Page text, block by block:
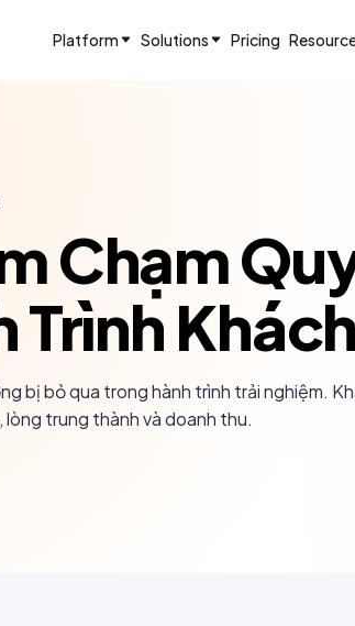
Platform Solutions Pricing
Chạm
Trình
bị bỏ qua trong hành trình trải nghiệm.
trung thành và doanh thu.